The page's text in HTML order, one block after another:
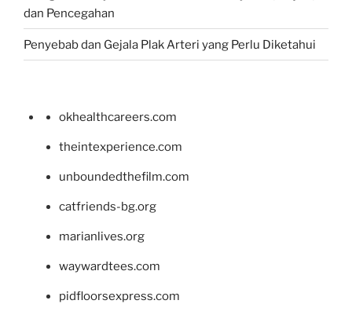
dan Pencegahan
Penyebab dan Gejala Plak Arteri yang Perlu Diketahui
okhealthcareers.com
theintexperience.com
unboundedthefilm.com
catfriends-bg.org
marianlives.org
waywardtees.com
pidfloorsexpress.com